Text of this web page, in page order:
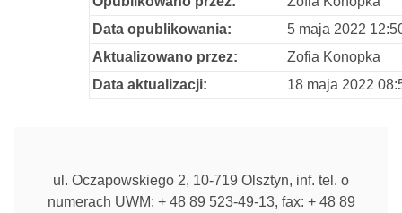
Data opublikowania:
5 maja 2022
Aktualizowano przez:
Zofia Konopka
Data aktualizacji:
18 maja 2022
ul. Oczapowskiego 2, 10-719 Olsztyn, inf. tel. o
numerach UWM: + 48 89 523-49-13, fax: + 48 89